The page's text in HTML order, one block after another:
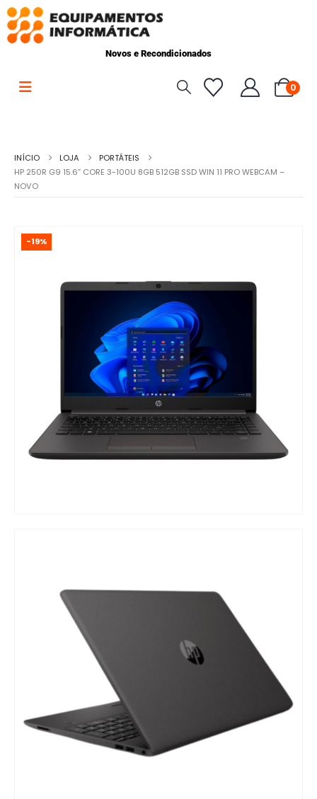
Novos e Recondicionados
0
INÍCIO LOJA
PORTÁTEIS
HP 250R G9 15.6” CORE 3-100U 8GB 512GB SSD WIN 11 PRO WEBCAM –
NOVO
-19%